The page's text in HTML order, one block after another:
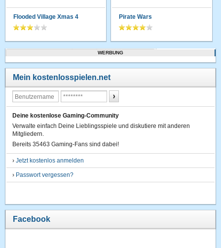
Flooded Village Xmas 4 Pirate Wars
WERBUNG
Mein kostenlosspielen.net
Deine kostenlose Gaming-Community
Verwalte einfach Deine Lieblingsspiele und diskutiere mit anderen
Mitgliedern.
Bereits 35463 Gaming-Fans sind dabei!
›Jetzt kostenlos anmelden
› Passwort vergessen?
Facebook